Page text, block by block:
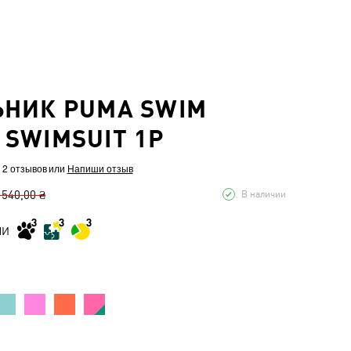
PUMA SWIM
1P
отзывовили Напиши отзыв
₴ В наличии